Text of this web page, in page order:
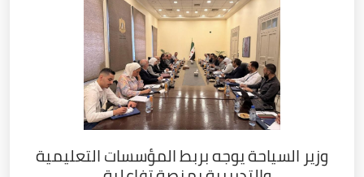
وزير السياحة يوجه بربط المؤسسات التعليمية